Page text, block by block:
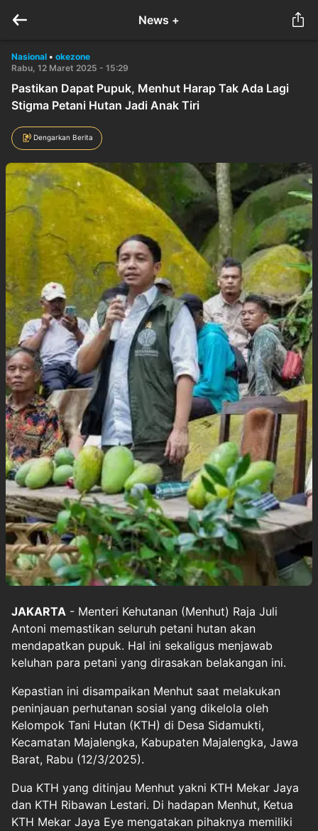
News +
Nasional • okezone
Rabu, 12 Maret 2025 - 15:29
Pastikan Dapat Pupuk, Menhut Harap Tak Ada Lagi
Stigma Petani Hutan Jadi Anak Tiri
Dengarkan Berita
JAKARTA - Menteri Kehutanan (Menhut) Raja Juli
Antoni memastikan seluruh petani hutan akan
mendapatkan pupuk. Hal ini sekaligus menjawab
keluhan para petani yang dirasakan belakangan ini.
Kepastian ini disampaikan Menhut saat melakukan
peninjauan perhutanan sosial yang dikelola oleh
Kelompok Tani Hutan (KTH) di Desa Sidamukti,
Kecamatan Majalengka, Kabupaten Majalengka, Jawa
Barat, Rabu (12/3/2025).
Dua KTH yang ditinjau Menhut yakni KTH Mekar Jaya
dan KTH Ribawan Lestari. Di hadapan Menhut, Ketua
KTH Mekar Jaya Eye mengatakan pihaknya memiliki